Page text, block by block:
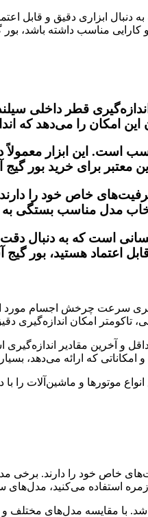
ابزاری دقیق و قابل
کارایی مناسب داشته باشد،
قطر داخلی
امکان را می‌دهد که
این ابزار معمولاً
معتبر برای خرید بور گیج
خاص خود را
مدل مناسب بستگی به
است که به دنبال
اعتماد هستید، بور
سرعت چرخش اجسام مورد
تاکومتر امکان
و آخرین مقادیر
و امکاناتی که ارائه
موتور‌ها و ماشین‌آلات را با
خاص خود را دارند. برخی
استفاده می‌کنید،
با مقایسه مدل‌های مختلف